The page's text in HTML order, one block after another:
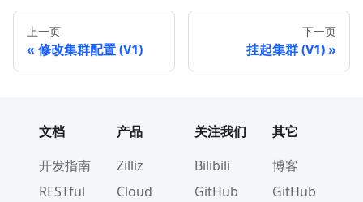
上一页
修改集群配置 (V1)
下一页
挂起集群 (V1)
文档
开发指南
RESTful
产品
Zilliz
Cloud
关注我们
Bilibili
GitHub
其它
博客
GitHub